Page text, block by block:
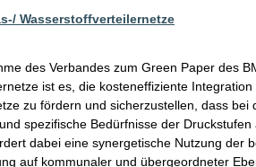
Wasserstoffverteilernetze
des Verbandes zum Green Paper des
ist es, die kosteneffiziente
zu fördern und sicherzustellen, dass bei
spezifische Bedürfnisse der
dabei eine synergetische Nutzung der
auf kommunaler und übergeordneter